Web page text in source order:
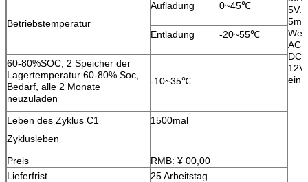
ein.
Betriebstemperatur
Aufladung 0~45℃
Entladung -20~55℃
60-80%SOC, 2 Speicher der
Lagertemperatur 60-80% Soc,
Bedarf, alle 2 Monate
neuzuladen
-10~35℃
Leben des Zyklus C1
Zyklusleben
1500mal
Preis
RMB: ¥ 00,00
Lieferfrist
25 Arbeitstag